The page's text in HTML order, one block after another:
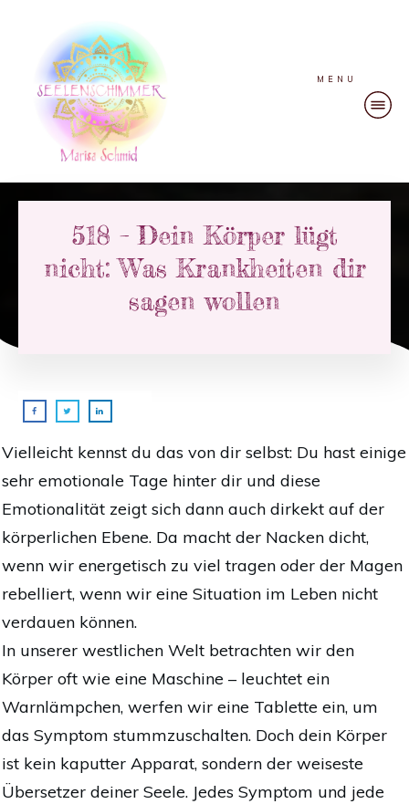
MENU
518 – Dein Körper lügt
nicht: Was Krankheiten dir
sagen wollen
Vielleicht kennst du das von dir selbst: Du hast einige
sehr emotionale Tage hinter dir und diese
Emotionalität zeigt sich dann auch dirkekt auf der
körperlichen Ebene. Da macht der Nacken dicht,
wenn wir energetisch zu viel tragen oder der Magen
rebelliert, wenn wir eine Situation im Leben nicht
verdauen können.
In unserer westlichen Welt betrachten wir den
Körper oft wie eine Maschine – leuchtet ein
Warnlämpchen, werfen wir eine Tablette ein, um
das Symptom stummzuschalten. Doch dein Körper
ist kein kaputter Apparat, sondern der weiseste
Übersetzer deiner Seele. Jedes Symptom und jede